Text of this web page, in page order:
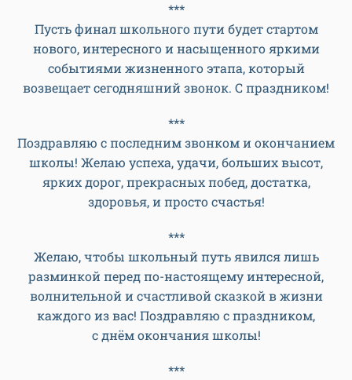
***
Пусть финал школьного пути будет стартом
нового, интересного и насыщенного яркими
событиями жизненного этапа, который
возвещает сегодняшний звонок. С праздником!
***
Поздравляю с последним звонком и окончанием
школы! Желаю успеха, удачи, больших высот,
ярких дорог, прекрасных побед, достатка,
здоровья, и просто счастья!
***
Желаю, чтобы школьный путь явился лишь
разминкой перед по-настоящему интересной,
волнительной и счастливой сказкой в жизни
каждого из вас! Поздравляю с праздником,
с днём окончания школы!
***